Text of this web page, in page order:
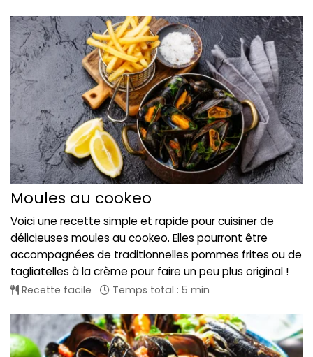
Moules au cookeo
Voici une recette simple et rapide pour cuisiner de
délicieuses moules au cookeo. Elles pourront être
accompagnées de traditionnelles pommes frites ou de
tagliatelles à la crème pour faire un peu plus original !
Recette facile Temps total : 5 min